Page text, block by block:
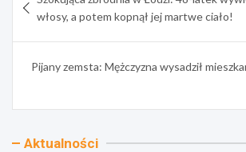
wpisu
włosy, a potem kopnął jej martwe ciało!
Pijany zemsta: Mężczyzna wysadził
Aktualności